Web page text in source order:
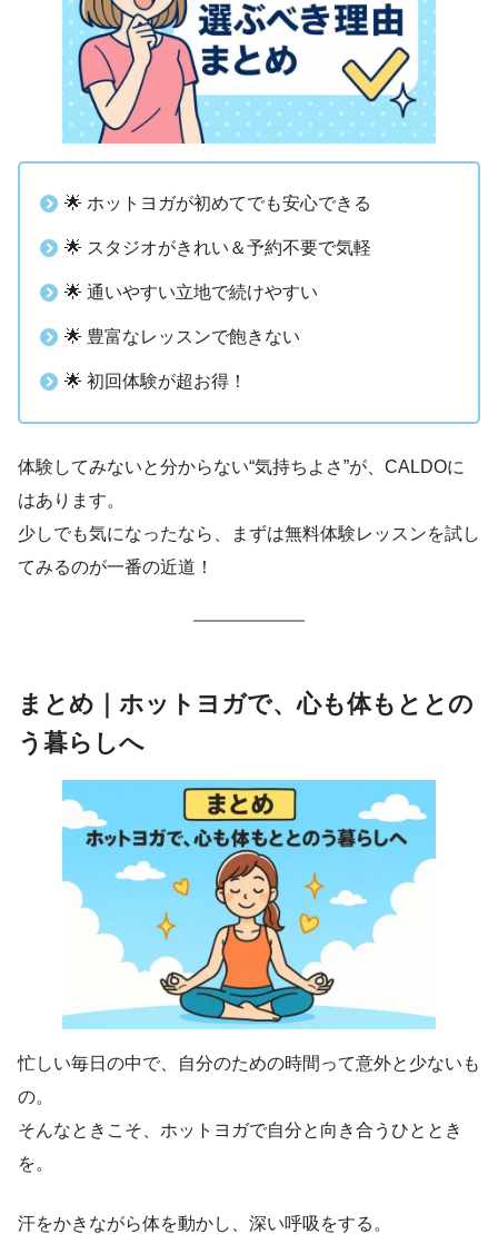
🌟 ホットヨガが初めてでも安心できる
🌟 スタジオがきれい＆予約不要で気軽
🌟 通いやすい立地で続けやすい
🌟 豊富なレッスンで飽きない
🌟 初回体験が超お得！
体験してみないと分からない“気持ちよさ”が、CALDOに
はあります。
少しでも気になったなら、まずは無料体験レッスンを試し
てみるのが一番の近道！
まとめ｜ホットヨガで、心も体もととの
う暮らしへ
忙しい毎日の中で、自分のための時間って意外と少ないも
の。
そんなときこそ、ホットヨガで自分と向き合うひととき
を。
汗をかきながら体を動かし、深い呼吸をする。